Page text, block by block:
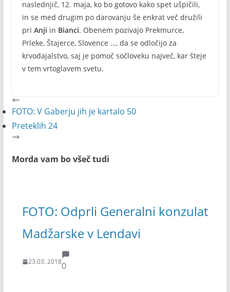
naslednjič, 12. maja, ko bo gotovo kako spet ušpičili,
in se med drugim po darovanju še enkrat več družili
pri Anji in Bianci. Obenem pozivajo Prekmurce,
Prleke, Štajerce, Slovence …, da se odločijo za
krvodajalstvo, saj je pomoč sočloveku največ, kar šteje
v tem vrtoglavem svetu.
FOTO: V Gaberju jih je kartalo 50
Preteklih 24
Morda vam bo všeč tudi
FOTO: Odprli Generalni konzulat
Madžarske v Lendavi
23.03. 20180